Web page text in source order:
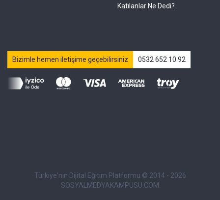
Katılanlar Ne Dedi?
Bizimle hemen iletişime geçebilirsiniz 0532 652 10 92
Türkiye'nin Dijital Eğitim Platformu © 2014 - 2026
SOSYALMEDYAKAMPUSU.COM